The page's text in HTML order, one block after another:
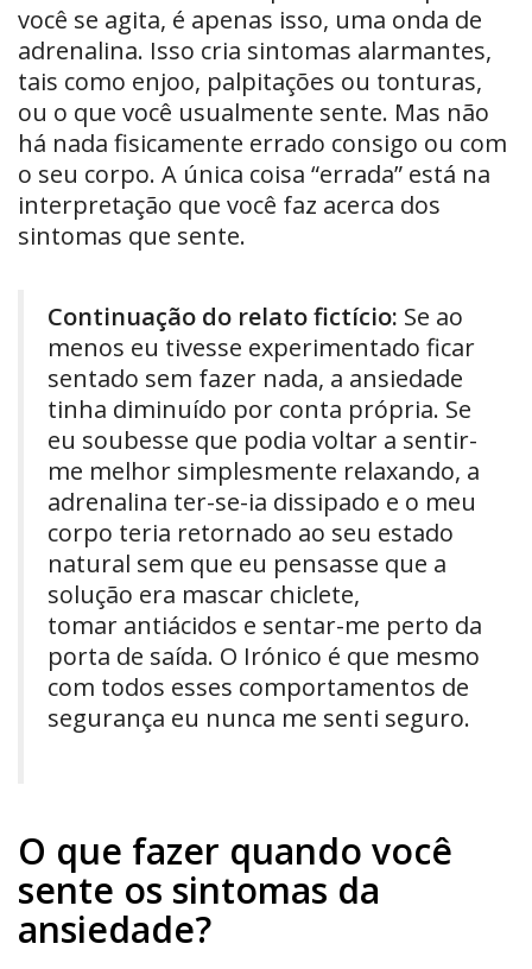
você se agita, é apenas isso, uma onda de
adrenalina. Isso cria sintomas alarmantes,
tais como enjoo, palpitações ou tonturas,
ou o que você usualmente sente. Mas não
há nada fisicamente errado consigo ou com
o seu corpo. A única coisa “errada” está na
interpretação que você faz acerca dos
sintomas que sente.
Continuação do relato fictício: Se ao
menos eu tivesse experimentado ficar
sentado sem fazer nada, a ansiedade
tinha diminuído por conta própria. Se
eu soubesse que podia voltar a sentir-
me melhor simplesmente relaxando, a
adrenalina ter-se-ia dissipado e o meu
corpo teria retornado ao seu estado
natural sem que eu pensasse que a
solução era mascar chiclete,
tomar antiácidos e sentar-me perto da
porta de saída. O Irónico é que mesmo
com todos esses comportamentos de
segurança eu nunca me senti seguro.
O que fazer quando você
sente os sintomas da
ansiedade?